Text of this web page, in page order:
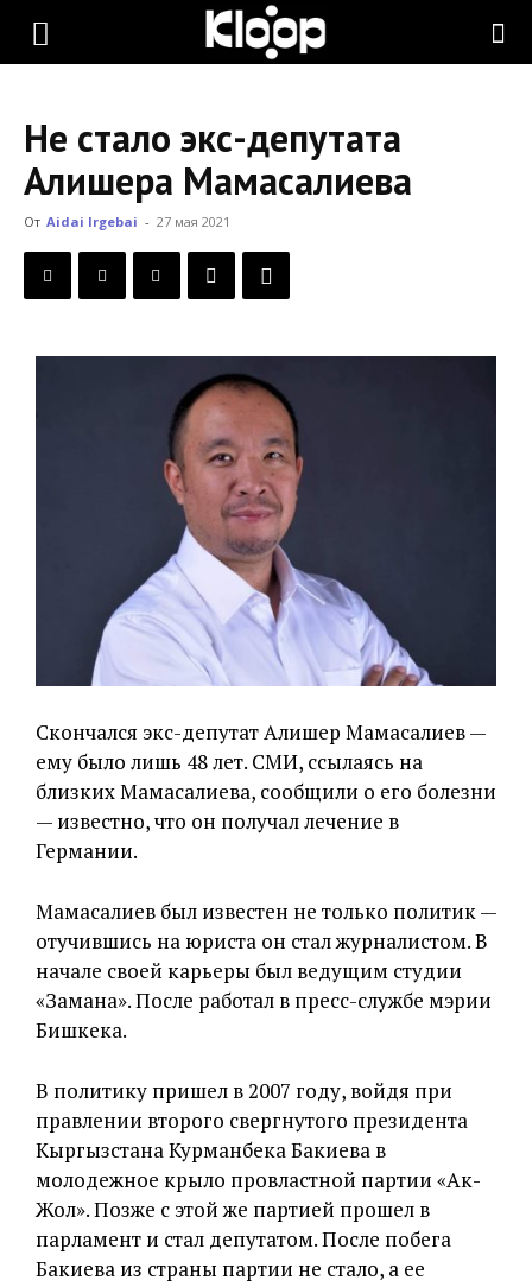
KLOOP.KG
Новости
Не стало экс-депутата
Алишера Мамасалиева
От Aidai Irgebai - 27 мая 2021
Скончался экс-депутат Алишер Мамасалиев —
ему было лишь 48 лет. СМИ, ссылаясь на
близких Мамасалиева, сообщили о его болезни
— известно, что он получал лечение в
Германии.
Мамасалиев был известен не только политик —
отучившись на юриста он стал журналистом. В
начале своей карьеры был ведущим студии
«Замана». После работал в пресс-службе мэрии
Бишкека.
В политику пришел в 2007 году, войдя при
правлении второго свергнутого президента
Кыргызстана Курманбека Бакиева в
молодежное крыло провластной партии «Ак-
Жол». Позже с этой же партией прошел в
парламент и стал депутатом. После побега
Бакиева из страны партии не стало, а ее